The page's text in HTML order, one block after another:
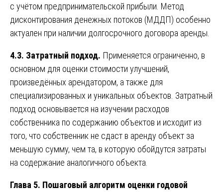
с учётом предпринимательской прибыли. Метод
дисконтирования денежных потоков (МДДП) особенно
актуален при наличии долгосрочного договора аренды.
4.3. Затратный подход. Применяется ограниченно, в
основном для оценки стоимости улучшений,
произведённых арендатором, а также для
специализированных и уникальных объектов. Затратный
подход основывается на изучении расходов
собственника по содержанию объектов и исходит из
того, что собственник не сдаст в аренду объект за
меньшую сумму, чем та, в которую обойдутся затраты
на содержание аналогичного объекта.
Глава 5. Пошаговый алгоритм оценки годовой